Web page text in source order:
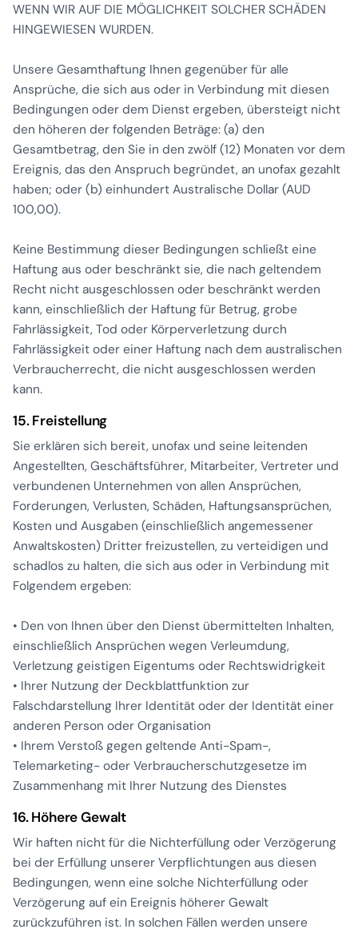
WENN WIR AUF DIE MÖGLICHKEIT SOLCHER SCHÄDEN
HINGEWIESEN WURDEN.
Unsere Gesamthaftung Ihnen gegenüber für alle
Ansprüche, die sich aus oder in Verbindung mit diesen
Bedingungen oder dem Dienst ergeben, übersteigt nicht
den höheren der folgenden Beträge: (a) den
Gesamtbetrag, den Sie in den zwölf (12) Monaten vor dem
Ereignis, das den Anspruch begründet, an unofax gezahlt
haben; oder (b) einhundert Australische Dollar (AUD
100,00).
Keine Bestimmung dieser Bedingungen schließt eine
Haftung aus oder beschränkt sie, die nach geltendem
Recht nicht ausgeschlossen oder beschränkt werden
kann, einschließlich der Haftung für Betrug, grobe
Fahrlässigkeit, Tod oder Körperverletzung durch
Fahrlässigkeit oder einer Haftung nach dem australischen
Verbraucherrecht, die nicht ausgeschlossen werden
kann.
15. Freistellung
Sie erklären sich bereit, unofax und seine leitenden
Angestellten, Geschäftsführer, Mitarbeiter, Vertreter und
verbundenen Unternehmen von allen Ansprüchen,
Forderungen, Verlusten, Schäden, Haftungsansprüchen,
Kosten und Ausgaben (einschließlich angemessener
Anwaltskosten) Dritter freizustellen, zu verteidigen und
schadlos zu halten, die sich aus oder in Verbindung mit
Folgendem ergeben:
• Den von Ihnen über den Dienst übermittelten Inhalten,
einschließlich Ansprüchen wegen Verleumdung,
Verletzung geistigen Eigentums oder Rechtswidrigkeit
• Ihrer Nutzung der Deckblattfunktion zur
Falschdarstellung Ihrer Identität oder der Identität einer
anderen Person oder Organisation
• Ihrem Verstoß gegen geltende Anti-Spam-,
Telemarketing- oder Verbraucherschutzgesetze im
Zusammenhang mit Ihrer Nutzung des Dienstes
16. Höhere Gewalt
Wir haften nicht für die Nichterfüllung oder Verzögerung
bei der Erfüllung unserer Verpflichtungen aus diesen
Bedingungen, wenn eine solche Nichterfüllung oder
Verzögerung auf ein Ereignis höherer Gewalt
zurückzuführen ist. In solchen Fällen werden unsere